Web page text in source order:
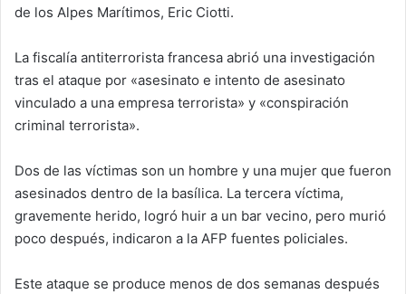
de los Alpes Marítimos, Eric Ciotti.
La fiscalía antiterrorista francesa abrió una investigación
tras el ataque por «asesinato e intento de asesinato
vinculado a una empresa terrorista» y «conspiración
criminal terrorista».
Dos de las víctimas son un hombre y una mujer que fueron
asesinados dentro de la basílica. La tercera víctima,
gravemente herido, logró huir a un bar vecino, pero murió
poco después, indicaron a la AFP fuentes policiales.
Este ataque se produce menos de dos semanas después